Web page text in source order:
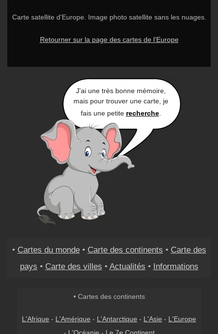
Carte satellite d'Europe. Image photo satellite sans les nuages.
Retourner sur la page des cartes de l'Europe
J'ai une très bonne mémoire,
mais pour trouver une carte, je
fais une petite recherche.
• Cartes du monde• Carte des continents • Carte des
pays • Carte des villes • Actualités • Informations
• Cartes des continents
L'Afrique - L'Amérique - L'Antarctique - L'Asie - L'Europe